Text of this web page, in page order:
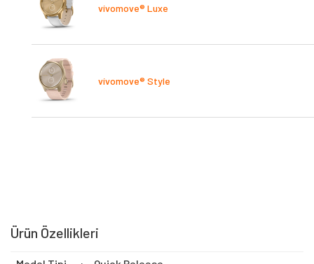
vívomove® Luxe
vívomove® Style
Ürün Özellikleri